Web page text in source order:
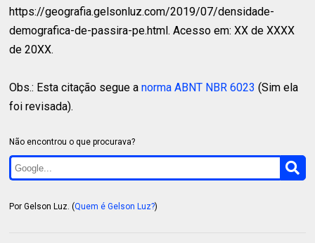
https://geografia.gelsonluz.com/2019/07/densidade-
demografica-de-passira-pe.html. Acesso em: XX de XXXX
de 20XX.
Obs.: Esta citação segue anorma ABNT NBR 6023 (Sim ela
foi revisada).
Não encontrou o que procurava?
Por Gelson Luz. (Quem é Gelson Luz?)